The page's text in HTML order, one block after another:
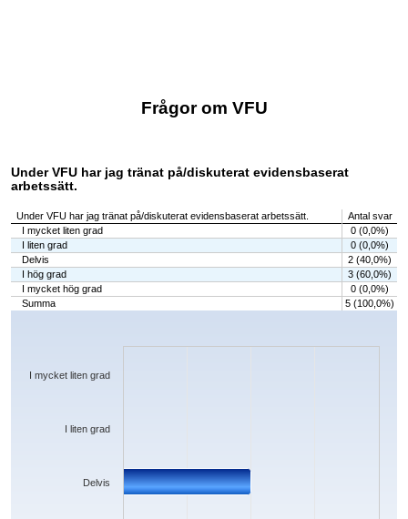
Frågor om VFU
Under VFU har jag tränat på/diskuterat evidensbaserat
arbetssätt.
Under VFU har jag tränat på/diskuterat evidensbaserat arbetssätt.
Antal svar
I mycket liten grad
0 (0,0%)
I liten grad
0 (0,0%)
Delvis
2 (40,0%)
I hög grad
3 (60,0%)
I mycket hög grad
0 (0,0%)
Summa
5 (100,0%)
Chart
The chart has 1 X axis displaying categories.
Delvis
I liten grad
I mycket liten grad